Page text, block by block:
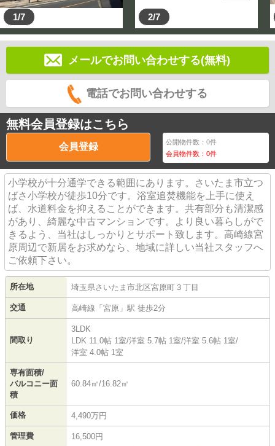
1/7 2/7
メールでお問い合わせする(無料)
電話でお問い合わせする
無料会員登録はこちら
会員登録 公開物件数：0件
会員物件数：0件
小学校が十分通学できる範囲にあります。さいたま市立つ
ばさ小学校が徒歩10分です。浴室追焚機能を上手に使え
ば、水道料金を抑えることができます。共有部分も清潔感
があり、綺麗な中古マンションです。より良い暮らしがで
きるよう、当社はしっかりとサポート致します。高崎線宮
原周辺で新居をお求めなら、地域に詳しい当社スタッフへ
ご依頼下さい。
所在地 埼玉県さいたま市北区宮原町 ３丁目
交通 高崎線 「 宮原 」駅 徒歩2分
間取り
3LDK
LDK 11.0帖 1室/洋室 5.7帖 1室/洋室 5.6帖 1室/
洋室 4.0帖 1室
専有面積/
バルコニー面
積
60.84㎡/16.82㎡
価格 4,490万円
管理費 16,500円